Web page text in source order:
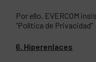
Por ello, EVERCOM
“Política de Privacidad”
6. Hiperenlaces